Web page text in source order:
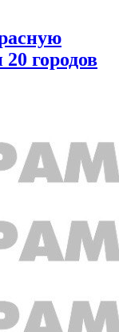
городов